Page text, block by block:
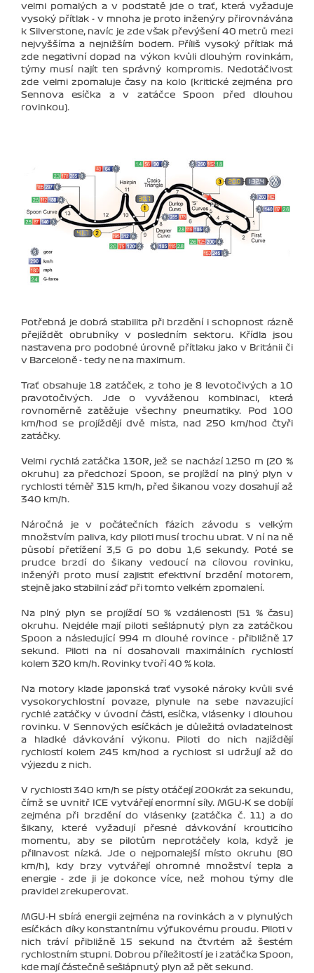
velmi pomalých a v podstatě jde o trať, která vyžaduje
vysoký přítlak - v mnoha je proto inženýry přirovnávána
k Silverstone, navíc je zde však převýšení 40 metrů mezi
nejvyššíma a nejnižším bodem. Příliš vysoký přítlak má
zde negativní dopad na výkon kvůli dlouhým rovinkám,
týmy musí najít ten správný kompromis. Nedotáčivost
zde velmi zpomaluje časy na kolo (kritické zejména pro
Sennova esíčka a v zatáčce Spoon před dlouhou
rovinkou).
Potřebná je dobrá stabilita při brzdění i schopnost rázně
přejíždět obrubníky v posledním sektoru. Křídla jsou
nastavena pro podobné úrovně přítlaku jako v Británii či
v Barceloně - tedy ne na maximum.
Trať obsahuje 18 zatáček, z toho je 8 levotočivých a 10
pravotočivých. Jde o vyváženou kombinaci, která
rovnoměrně zatěžuje všechny pneumatiky. Pod 100
km/hod se projíždějí dvě místa, nad 250 km/hod čtyři
zatáčky.
Velmi rychlá zatáčka 130R, jež se nachází 1250 m (20 %
okruhu) za předchozí Spoon, se projíždí na plný plyn v
rychlosti téměř 315 km/h, před šikanou vozy dosahují až
340 km/h.
Náročná je v počátečních fázích závodu s velkým
množstvím paliva, kdy piloti musí trochu ubrat. V ní na ně
působí přetížení 3,5 G po dobu 1,6 sekundy. Poté se
prudce brzdí do šikany vedoucí na cílovou rovinku,
inženýři proto musí zajistit efektivní brzdění motorem,
stejně jako stabilní záď při tomto velkém zpomalení.
Na plný plyn se projíždí 50 % vzdálenosti (51 % času)
okruhu. Nejdéle mají piloti sešlápnutý plyn za zatáčkou
Spoon a následující 994 m dlouhé rovince - přibližně 17
sekund. Piloti na ní dosahovali maximálních rychlostí
kolem 320 km/h. Rovinky tvoří 40 % kola.
Na motory klade japonská trať vysoké nároky kvůli své
vysokorychlostní povaze, plynule na sebe navazující
rychlé zatáčky v úvodní části, esíčka, vlásenky i dlouhou
rovinku. V Sennových esíčkách je důležitá ovladatelnost
a hladké dávkování výkonu. Piloti do nich najíždějí
rychlostí kolem 245 km/hod a rychlost si udržují až do
výjezdu z nich.
V rychlosti 340 km/h se písty otáčejí 200krát za sekundu,
čímž se uvnitř ICE vytvářejí enormní síly. MGU-K se dobíjí
zejména při brzdění do vlásenky (zatáčka č. 11) a do
šikany, které vyžadují přesné dávkování krouticího
momentu, aby se pilotům neprotáčely kola, když je
přilnavost nízká. Jde o nejpomalejší místo okruhu (80
km/h), kdy brzy vytvářejí ohromné množství tepla a
energie - zde ji je dokonce více, než mohou týmy dle
pravidel zrekuperovat.
MGU-H sbírá energii zejména na rovinkách a v plynulých
esíčkách díky konstantnímu výfukovému proudu. Piloti v
nich tráví přibližně 15 sekund na čtvrtém až šestém
rychlostním stupni. Dobrou příležitostí je i zatáčka Spoon,
kde mají částečně sešlápnutý plyn až pět sekund.